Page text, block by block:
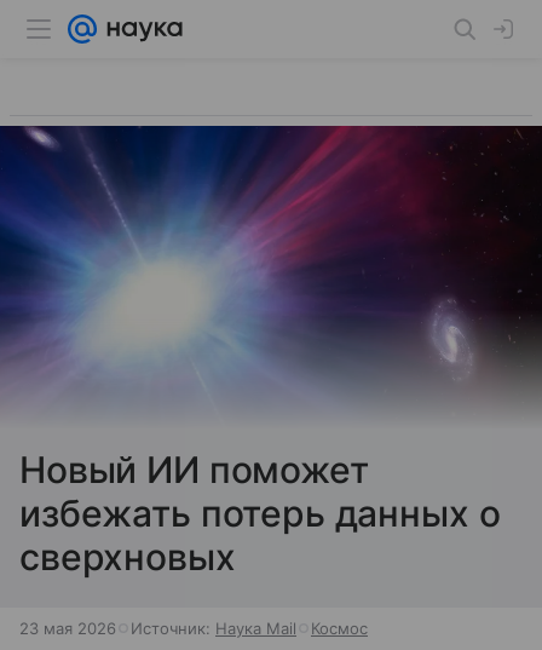
Новый ИИ поможет
избежать потерь данных о
сверхновых
23 мая 2026 Источник: Наука Mail Космос